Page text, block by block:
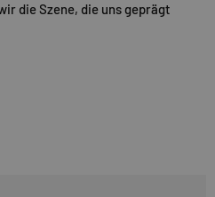
die Szene, die uns geprägt